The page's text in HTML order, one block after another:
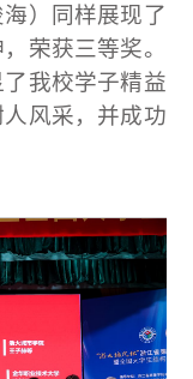
海）同样展现了
荣获三等奖。
我校学子精益
风采，并成功